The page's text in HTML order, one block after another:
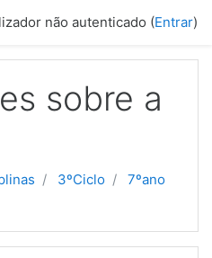
não autenticado (Entrar)
sobre a
3ºCiclo
7ºano